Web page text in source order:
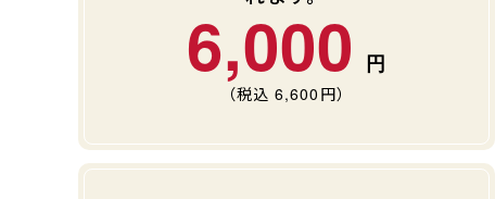
6,000
（税込 6,600 円）